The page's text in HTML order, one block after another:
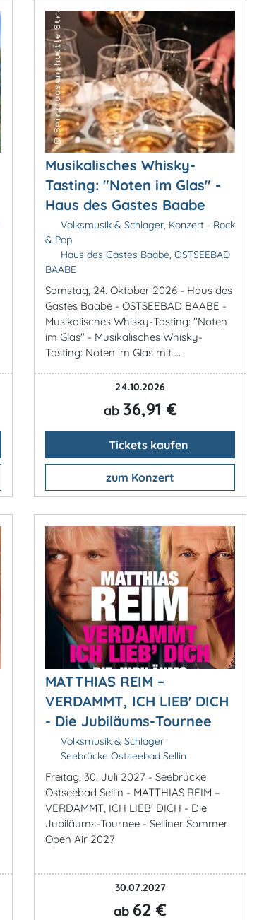
Musikalisches Whisky-
Tasting: "Noten im Glas" -
Haus des Gastes Baabe
Volksmusik & Schlager, Konzert - Rock
& Pop
Haus des Gastes Baabe, OSTSEEBAD
BAABE
Samstag, 24. Oktober 2026 - Haus des
Gastes Baabe - OSTSEEBAD BAABE -
Musikalisches Whisky-Tasting: "Noten
im Glas" - Musikalisches Whisky-
Tasting: Noten im Glas mit ...
24.10.2026
ab 36,91 €
Tickets kaufen
zum Konzert
MATTHIAS REIM –
VERDAMMT, ICH LIEB' DICH
- Die Jubiläums-Tournee
Volksmusik & Schlager
Seebrücke Ostseebad Sellin
Freitag, 30. Juli 2027 - Seebrücke
Ostseebad Sellin - MATTHIAS REIM –
VERDAMMT, ICH LIEB' DICH - Die
Jubiläums-Tournee - Selliner Sommer
Open Air 2027
30.07.2027
ab 62 €